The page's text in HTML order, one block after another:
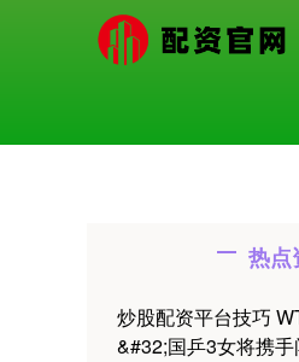
热点
炒股配资平台技巧
&#32;国乒3女将携手